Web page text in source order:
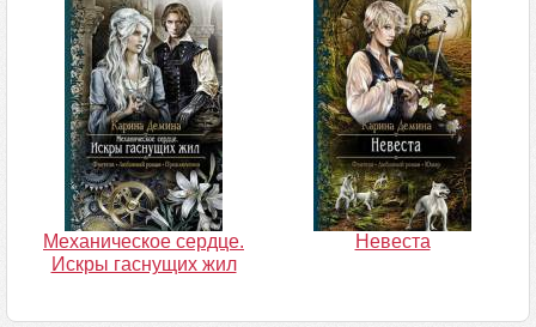
Механическое сердце.
Искры гаснущих жил
Невеста